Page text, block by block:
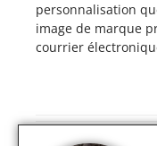
personnalisation
image de marque
courrier